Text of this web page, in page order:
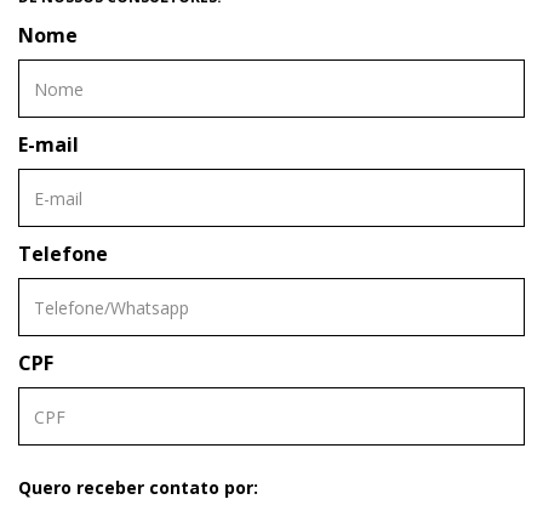
Nome
E-mail
Telefone
CPF
Quero receber contato por: